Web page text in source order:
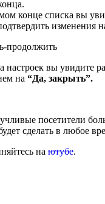
конце списка вы
изменения
вы увидите
на “Да, закрыть”.
посетители
сделать в любое
на ютубе.